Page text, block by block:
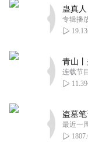
专辑播
连载节
最近一